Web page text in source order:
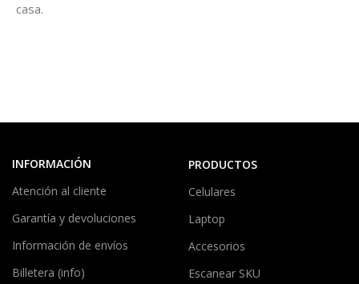
casa.
INFORMACIÓN
Atención al cliente
Garantía y devoluciones
Información de envíos
Billetera (info)
PRODUCTOS
Celulares
Laptop
Accesorios
Escanear SKU